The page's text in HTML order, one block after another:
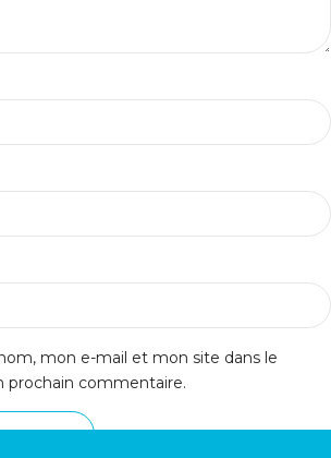
mon e-mail et mon site dans le
prochain commentaire.